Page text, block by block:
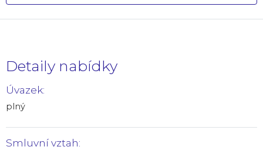
Detaily nabídky
Úvazek:
plný
Smluvní vztah: